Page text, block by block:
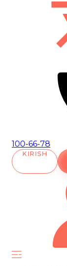
100-66-78
KIRISH